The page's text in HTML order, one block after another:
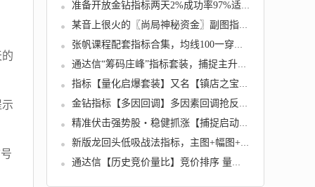
准备开放金钻指标两天2%成功率97%适合牛市熊市...
某音上很火的〖尚局神秘资金〗副图指标 可以看...
张帆课程配套指标合集，均线100一穿一托金凤还...
通达信“筹码庄峰”指标套装，捕捉主升浪！判...
指标【量化启爆套装】又名【镇店之宝套装】波...
金钻指标【多因回调】多因素回调抢反弹｜主副...
精准伏击强势股・稳健抓涨【捕捉启动】...
新版龙回头低吸战法指标，主图+幅图+选股，无...
通达信【历史竞价量比】竞价排序 量比为王 副...